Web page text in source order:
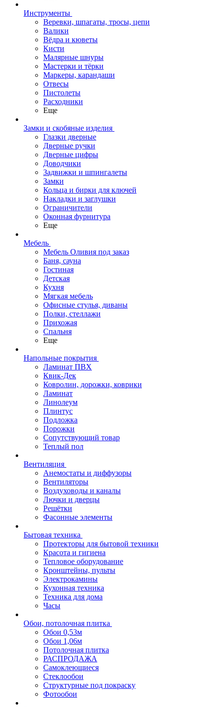
Инструменты
Веревки, шпагаты, тросы, цепи
Валики
Вёдра и кюветы
Кисти
Малярные шнуры
Мастерки и тёрки
Маркеры, карандаши
Отвесы
Пистолеты
Расходники
Еще
Замки и скобяные изделия
Глазки дверные
Дверные ручки
Дверные цифры
Доводчики
Задвижки и шпингалеты
Замки
Кольца и бирки для ключей
Накладки и заглушки
Ограничители
Оконная фурнитура
Еще
Мебель
Мебель Оливия под заказ
Баня, сауна
Гостиная
Детская
Кухня
Мягкая мебель
Офисные стулья, диваны
Полки, стеллажи
Прихожая
Спальня
Еще
Напольные покрытия
Ламинат ПВХ
Квик-Дек
Ковролин, дорожки, коврики
Ламинат
Линолеум
Плинтус
Подложка
Порожки
Сопутствующий товар
Теплый пол
Вентиляция
Анемостаты и диффузоры
Вентиляторы
Воздуховоды и каналы
Лючки и дверцы
Решётки
Фасонные элементы
Бытовая техника
Протекторы для бытовой техники
Красота и гигиена
Тепловое оборудование
Кронштейны, пульты
Электрокамины
Кухонная техника
Техника для дома
Часы
Обои, потолочная плитка
Обои 0,53м
Обои 1,06м
Потолочная плитка
РАСПРОДАЖА
Самоклеющиеся
Стеклообои
Структурные под покраску
Фотообои